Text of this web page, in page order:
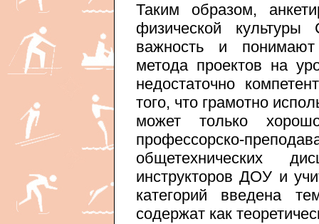
Таким образом,
физической культуры
важность и понимают
метода проектов на
недостаточно
того, что грамотно
может только
профессорско-
общетехнических
инструкторов ДОУ и
категорий введена
содержат как